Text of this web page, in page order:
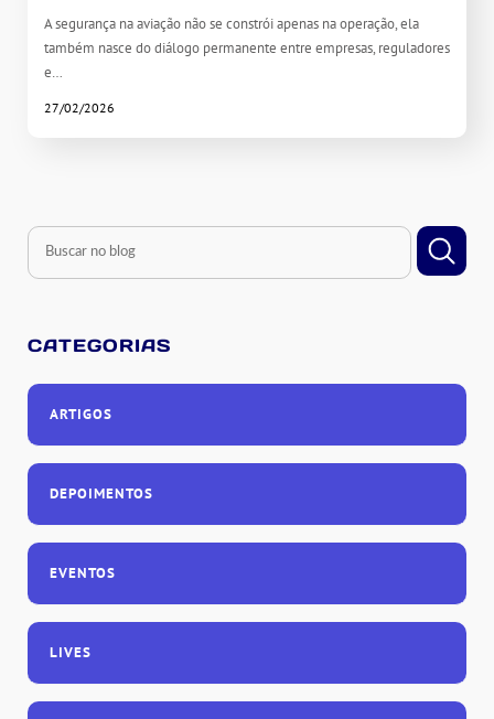
A segurança na aviação não se constrói apenas na operação, ela
também nasce do diálogo permanente entre empresas, reguladores
e…
27/02/2026
CATEGORIAS
ARTIGOS
DEPOIMENTOS
EVENTOS
LIVES